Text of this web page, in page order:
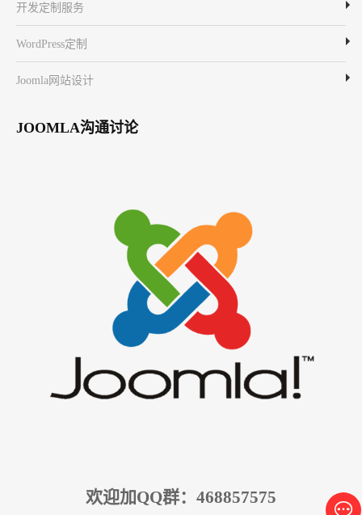
开发定制服务
WordPress定制
Joomla网站设计
JOOMLA沟通讨论
欢迎加QQ群：468857575